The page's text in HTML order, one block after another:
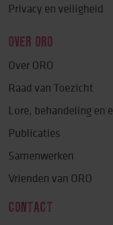
Privacy en veiligheid
OVER ORO
Over ORO
Raad van Toezicht
Lore, behandeling en
Publicaties
Samenwerken
Vrienden van ORO
CONTACT